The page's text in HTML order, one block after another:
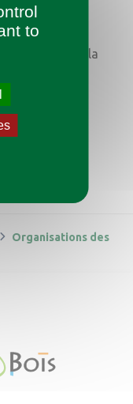
de la
Organisations des
to